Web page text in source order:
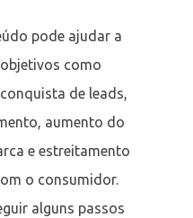
pode ajudar a
como
de leads,
aumento do
e estreitamento
o consumidor.
alguns passos